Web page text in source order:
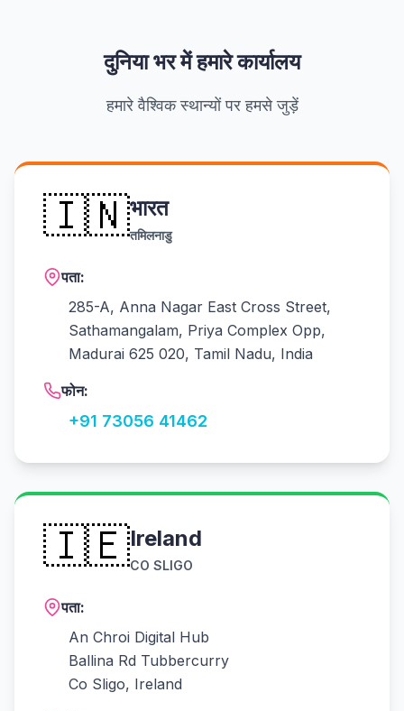
दुनिया भर में हमारे कार्यालय
हमारे वैश्विक स्थान्यों पर हमसे जुड़ें
🇮🇳भारत
तमिलनाडु
पता:
285-A, Anna Nagar East Cross Street,
Sathamangalam, Priya Complex Opp,
Madurai 625 020, Tamil Nadu, India
फोन:
+91 73056 41462
🇮🇪Ireland
CO SLIGO
पता:
An Chroi Digital Hub
Ballina Rd Tubbercurry
Co Sligo, Ireland